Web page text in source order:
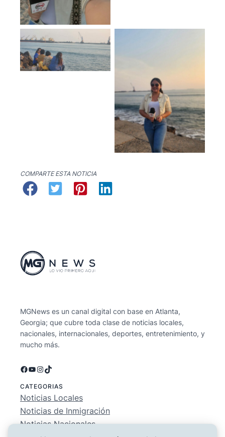
No Caption
No Caption
COMPARTE ESTA NOTICIA
MGNews es un canal digital con base en Atlanta,
Georgia; que cubre toda clase de noticias locales,
nacionales, internacionales, deportes, entretenimiento, y
mucho más.
Facebook
YouTube
Instagram
TikTok
CATEGORIAS
Noticias Locales
Noticias de Inmigración
Noticias Nacionales